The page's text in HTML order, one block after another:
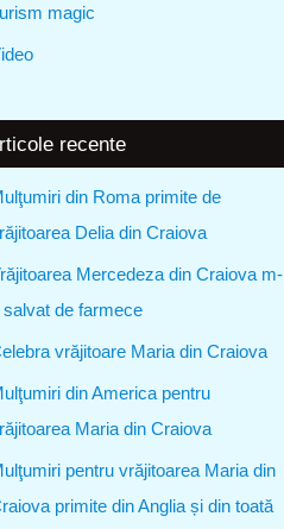
magic
recente
din Roma primite de
Delia din Craiova
Mercedeza din Craiova m-
salvat de farmece
vrăjitoare Maria din Craiova
din America pentru
Maria din Craiova
pentru vrăjitoarea Maria din
primite din Anglia și din toată